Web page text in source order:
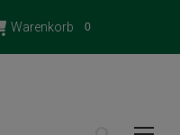
Warenkorb 0